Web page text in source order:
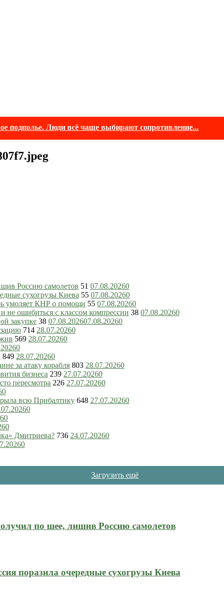
подполье. Люди всё чаще выбирают сопротивление...
Россию самолетов 51 07.08.20260
сухогрузы Киева 55 07.08.20260
умоляет КНР о помощи 55 07.08.20260
не ошибиться с классом компрессии 38 07.08.20260
закупке 38 07.08.202607.08.20260
714 28.07.20260
569 28.07.20260
0
849 28.07.20260
за атаку корабля 803 28.07.20260
бизнеса 239 27.07.20260
пересмотра 226 27.07.20260
0
всю Прибалтику 648 27.07.20260
0
0
0
Дмитриева? 736 24.07.20260
0
Загрузить ещё
по шее, лишив Россию самолетов
поразила очередные сухогрузы Киева